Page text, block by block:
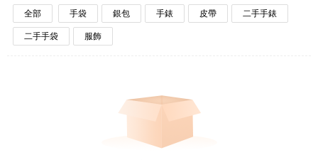
全部 手袋 銀包 手錶 皮帶 二手手錶
二手手袋 服飾